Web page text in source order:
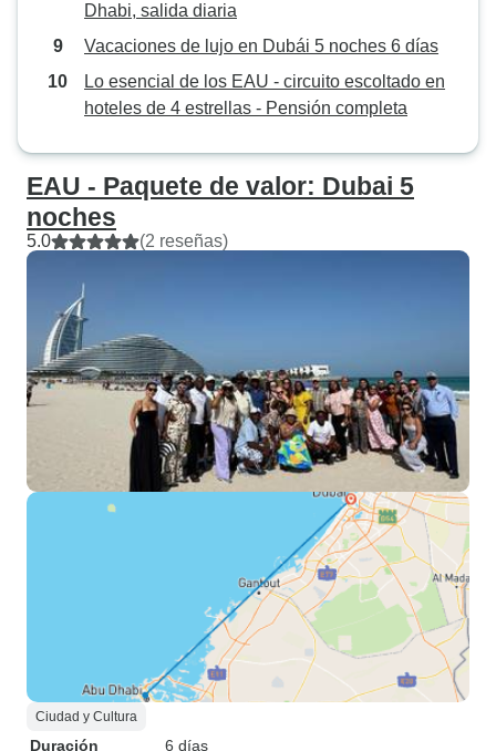
Dhabi, salida diaria
Vacaciones de lujo en Dubái 5 noches 6 días
Lo esencial de los EAU - circuito escoltado en
hoteles de 4 estrellas - Pensión completa
EAU - Paquete de valor: Dubai 5
noches
5.0 (2 reseñas)
Ciudad y Cultura
Duración 6 días